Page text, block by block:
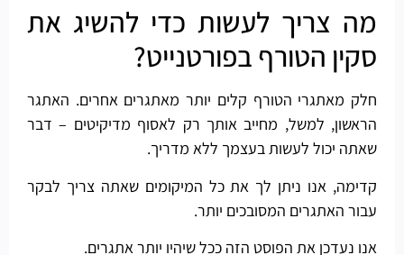
מה צריך לעשות כדי להשיג את
סקין הטורף בפורטנייט?
חלק מאתגרי הטורף קלים יותר מאתגרים אחרים. האתגר
הראשון, למשל, מחייב אותך רק לאסוף מדיקיטים – דבר
שאתה יכול לעשות בעצמך ללא מדריך.
קדימה, אנו ניתן לך את כל המיקומים שאתה צריך לבקר
עבור האתגרים המסובכים יותר.
אנו נעדכן את הפוסט הזה ככל שיהיו יותר אתגרים.